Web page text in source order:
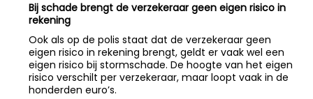
Bij schade brengt de verzekeraar geen eigen risico in
rekening
Ook als op de polis staat dat de verzekeraar geen
eigen risico in rekening brengt, geldt er vaak wel een
eigen risico bij stormschade. De hoogte van het eigen
risico verschilt per verzekeraar, maar loopt vaak in de
honderden euro’s.